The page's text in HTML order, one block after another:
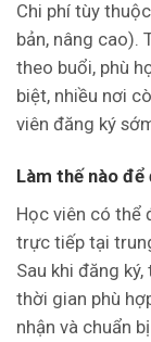
Chi phí tùy
bản, nâng cao).
theo buổi, phù
biệt, nhiều nơi
viên đăng ký
Làm thế nào
Học viên có thể
trực tiếp tại
Sau khi đăng
thời gian phù
nhận và chuẩn